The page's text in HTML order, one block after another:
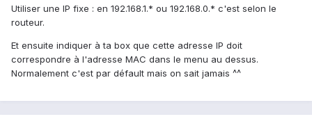
Utiliser une IP fixe : en 192.168.1.* ou 192.168.0.* c'est selon le
routeur.
Et ensuite indiquer à ta box que cette adresse IP doit
correspondre à l'adresse MAC dans le menu au dessus.
Normalement c'est par défault mais on sait jamais ^^